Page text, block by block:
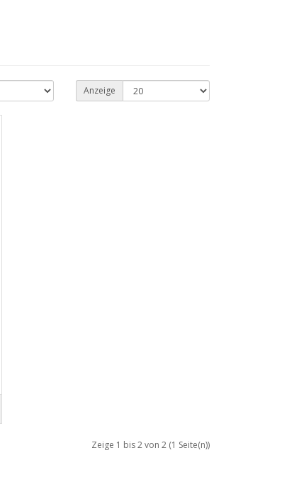
Anzeige
Zeige 1 bis 2 von 2 (1 Seite(n))